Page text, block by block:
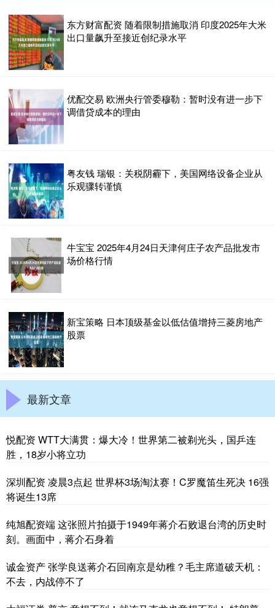
东方财富配资 随着限制措施取消 印度2025年大米
出口量飙升至接近创纪录水平
优配交易 欧洲央行管委穆勒：暂时没有进一步下
调借贷成本的理由
粤友钱 瑞银：关税阴霾下，美国网络设备企业从
乐观骤转谨慎
牛宝宝 2025年4月24日天津何庄子农产品批发市
场价格行情
新宝策略 日本顶级基金以低估值增持三菱房地产
股票
最新文章
悦配资 WTT大满贯：爆大冷！世界第二被剃光头，国乒连
胜，18岁小将立功
深圳配资 凌晨3点起 世界杯3场淘汰赛！C罗魔笛生死决 16强
将诞生13席
纯旭配资端 这张照片拍摄于1949年蒋介石败退台湾的历史时
刻。画面中，蒋介石身着
诚金资产 张学良送蒋介石回南京是幼稚？毛主席道破天机：
不去，内战停不了